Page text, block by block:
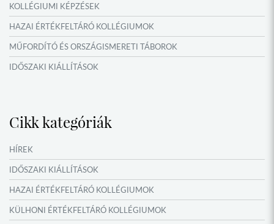
KOLLÉGIUMI KÉPZÉSEK
HAZAI ÉRTÉKFELTÁRÓ KOLLÉGIUMOK
MŰFORDÍTÓ ÉS ORSZÁGISMERETI TÁBOROK
IDŐSZAKI KIÁLLÍTÁSOK
Cikk kategóriák
HÍREK
IDŐSZAKI KIÁLLÍTÁSOK
HAZAI ÉRTÉKFELTÁRÓ KOLLÉGIUMOK
KÜLHONI ÉRTÉKFELTÁRÓ KOLLÉGIUMOK